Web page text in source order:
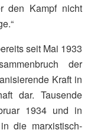
den Kampf nicht
seit Mai 1933
der
Kraft in
dar. Tausende
1934 und in
die marxistisch-